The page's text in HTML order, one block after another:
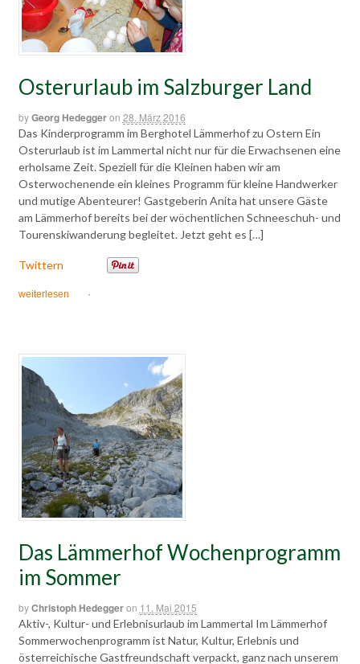
Osterurlaub im Salzburger Land
byGeorg Hedeggeron 28. März 2016
Das Kinderprogramm im Berghotel Lämmerhof zu Ostern Ein
Osterurlaub ist im Lammertal nicht nur für die Erwachsenen eine
erholsame Zeit. Speziell für die Kleinen haben wir am
Osterwochenende ein kleines Programm für kleine Handwerker
und mutige Abenteurer! Gastgeberin Anita hat unsere Gäste
am Lämmerhof bereits bei der wöchentlichen Schneeschuh- und
Tourenskiwanderung begleitet. Jetzt geht es […]
Twittern
weiterlesen ·
Das Lämmerhof Wochenprogramm
im Sommer
byChristoph Hedeggeron 11. Mai 2015
Aktiv-, Kultur- und Erlebnisurlaub im Lammertal Im Lämmerhof
Sommerwochenprogramm ist Natur, Kultur, Erlebnis und
österreichische Gastfreundschaft verpackt, ganz nach unserem